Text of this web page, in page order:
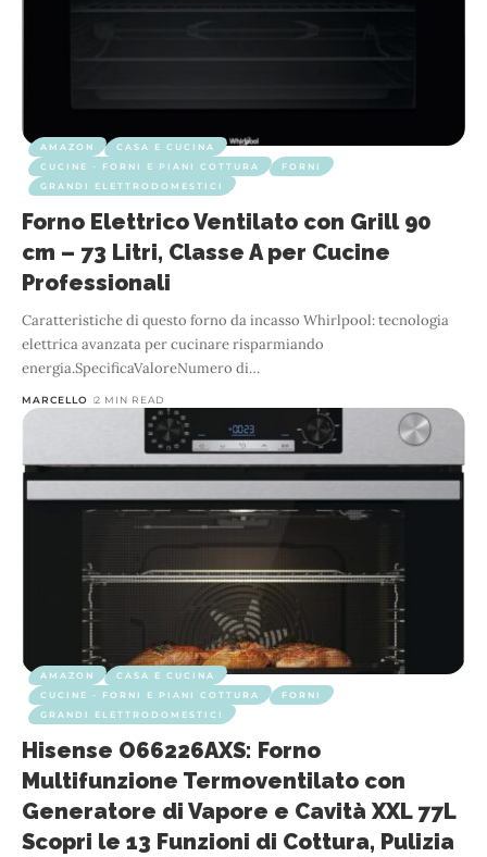
AMAZON
CASA E CUCINA
CUCINE - FORNI E PIANI COTTURA
FORNI
GRANDI ELETTRODOMESTICI
Forno Elettrico Ventilato con Grill 90
cm – 73 Litri, Classe A per Cucine
Professionali
Caratteristiche di questo forno da incasso Whirlpool: tecnologia
elettrica avanzata per cucinare risparmiando
energia.SpecificaValoreNumero di…
MARCELLO 2 MIN READ
AMAZON
CASA E CUCINA
CUCINE - FORNI E PIANI COTTURA
FORNI
GRANDI ELETTRODOMESTICI
Hisense O66226AXS: Forno
Multifunzione Termoventilato con
Generatore di Vapore e Cavità XXL 77L
Scopri le 13 Funzioni di Cottura, Pulizia